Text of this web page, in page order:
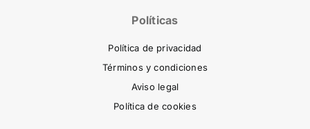
Políticas
Política de privacidad
Términos y condiciones
Aviso legal
Política de cookies